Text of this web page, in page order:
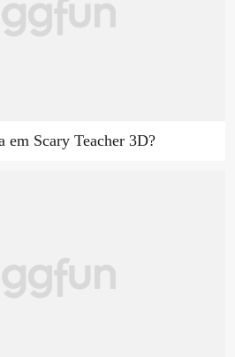
em Scary Teacher 3D?